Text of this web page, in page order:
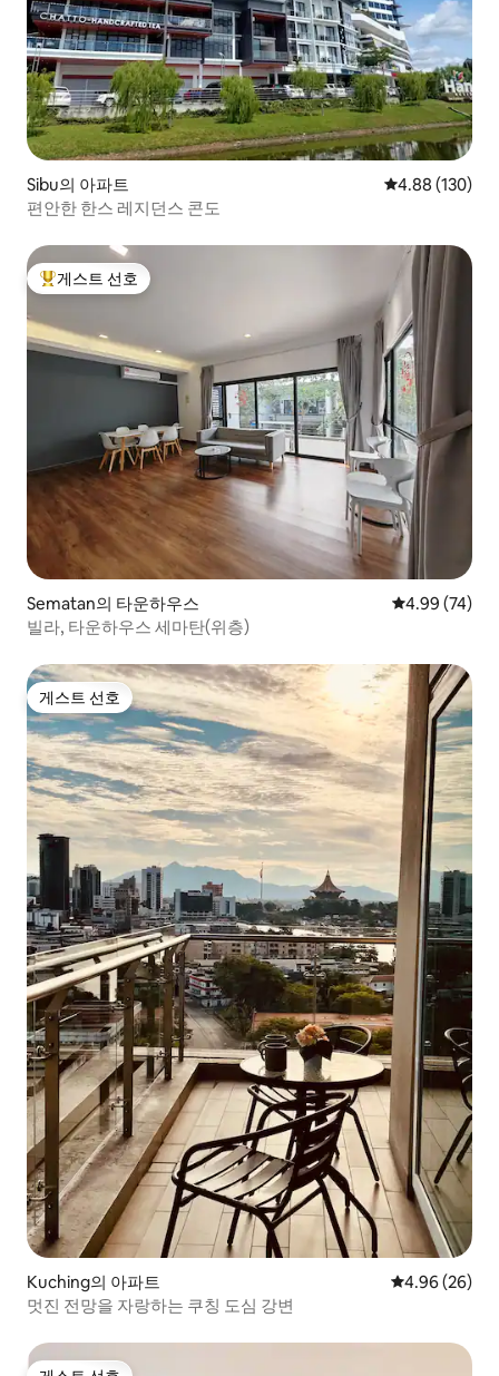
Sibu의 아파트 평점 4.88점(5
4.88 (130)
편안한 한스 레지던스 콘도
상위 게스트 선호
게스트 선호
Sematan의 타운하우스 평점 4.99점(5
4.99 (74)
빌라, 타운하우스 세마탄(위층)
게스트 선호
게스트 선호
Kuching의 아파트 평점 4.96점(5
4.96 (26)
멋진 전망을 자랑하는 쿠칭 도심 강변